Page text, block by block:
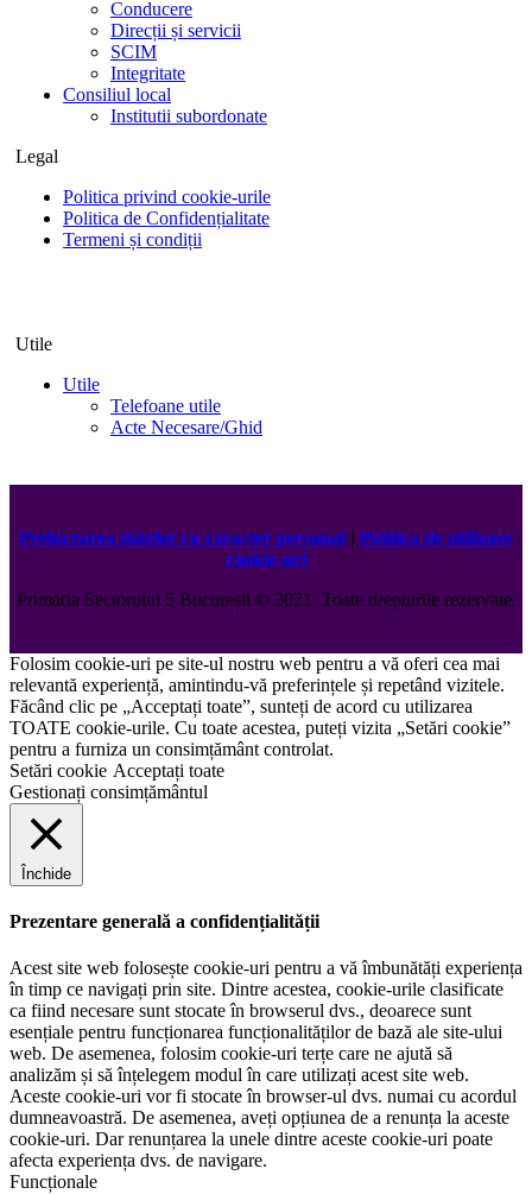
Conducere
Direcții și servicii
SCIM
Integritate
Consiliul local
Institutii subordonate
Legal
Politica privind cookie-urile
Politica de Confidențialitate
Termeni și condiții
Utile
Utile
Telefoane utile
Acte Necesare/Ghid
Prelucrarea datelor cu caracter personal | Politica de utilizare
cookie-uri
Primăria Sectorului 5 București ©️2021. Toate drepturile rezervate.
Folosim cookie-uri pe site-ul nostru web pentru a vă oferi cea mai
relevantă experiență, amintindu-vă preferințele și repetând vizitele.
Făcând clic pe „Acceptați toate”, sunteți de acord cu utilizarea
TOATE cookie-urile. Cu toate acestea, puteți vizita „Setări cookie”
pentru a furniza un consimțământ controlat.
Setări cookie Acceptați toate
Gestionați consimțământul
Închide
Prezentare generală a confidențialității
Acest site web folosește cookie-uri pentru a vă îmbunătăți experiența
în timp ce navigați prin site. Dintre acestea, cookie-urile clasificate
ca fiind necesare sunt stocate în browserul dvs., deoarece sunt
esențiale pentru funcționarea funcționalităților de bază ale site-ului
web. De asemenea, folosim cookie-uri terțe care ne ajută să
analizăm și să înțelegem modul în care utilizați acest site web.
Aceste cookie-uri vor fi stocate în browser-ul dvs. numai cu acordul
dumneavoastră. De asemenea, aveți opțiunea de a renunța la aceste
cookie-uri. Dar renunțarea la unele dintre aceste cookie-uri poate
afecta experiența dvs. de navigare.
Funcționale